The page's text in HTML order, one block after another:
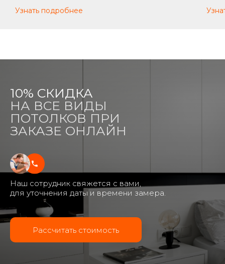
Узнать подробнее
Наш сотрудник свяжется с вами,
для уточнения даты и времени замера.
10% СКИДКА
НА ВСЕ ВИДЫ
ПОТОЛКОВ ПРИ
ЗАКАЗЕ ОНЛАЙН
Рассчитать стоимость